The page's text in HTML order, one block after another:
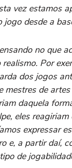
vez estamos
jogo desde a
no que
Por
dos jogos
mestres de
daquela
eles reagiriam
expressar
e, a partir daí,
de